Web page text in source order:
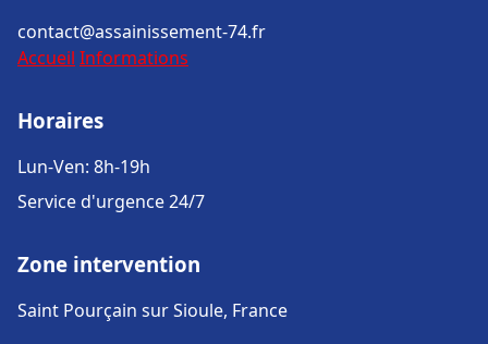
contact@assainissement-74.fr
Accueil Informations
Horaires
Lun-Ven: 8h-19h
Service d'urgence 24/7
Zone intervention
Saint Pourçain sur Sioule, France